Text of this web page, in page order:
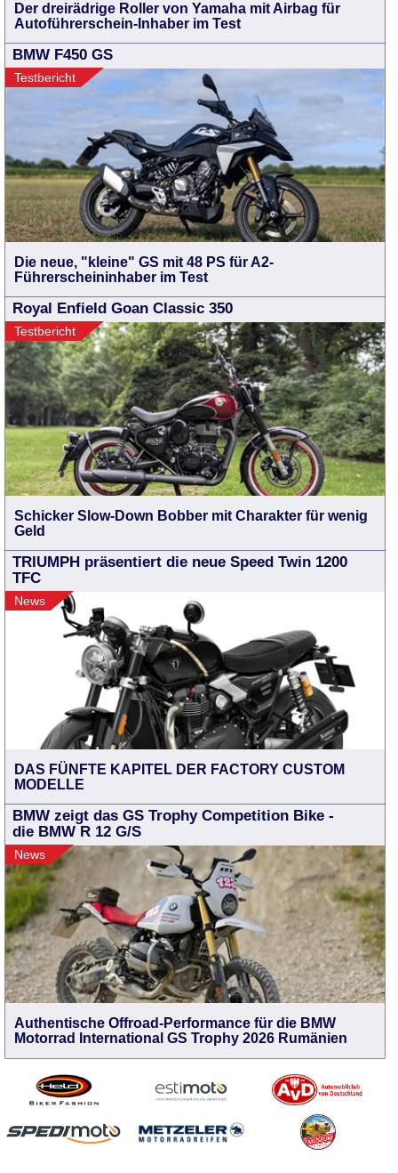
Der dreirädrige Roller von Yamaha mit Airbag für
Autoführerschein-Inhaber im Test
BMW F450 GS
Testbericht
Die neue, "kleine" GS mit 48 PS für A2-
Führerscheininhaber im Test
Royal Enfield Goan Classic 350
Testbericht
Schicker Slow-Down Bobber mit Charakter für wenig
Geld
TRIUMPH präsentiert die neue Speed Twin 1200
TFC
News
DAS FÜNFTE KAPITEL DER FACTORY CUSTOM
MODELLE
BMW zeigt das GS Trophy Competition Bike -
die BMW R 12 G/S
News
Authentische Offroad-Performance für die BMW
Motorrad International GS Trophy 2026 Rumänien